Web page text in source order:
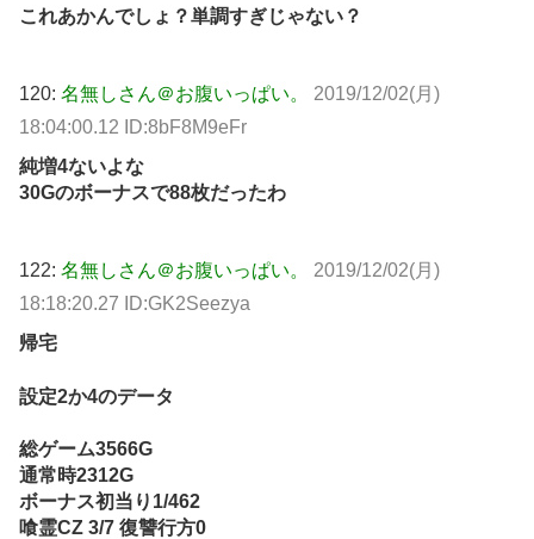
これあかんでしょ？単調すぎじゃない？
120: 名無しさん＠お腹いっぱい。
2019/12/02(月)
18:04:00.12 ID:8bF8M9eFr
純増4ないよな
30Gのボーナスで88枚だったわ
122: 名無しさん＠お腹いっぱい。
2019/12/02(月)
18:18:20.27 ID:GK2Seezya
帰宅
設定2か4のデータ
総ゲーム3566G
通常時2312G
ボーナス初当り1/462
喰霊CZ 3/7 復讐行方0